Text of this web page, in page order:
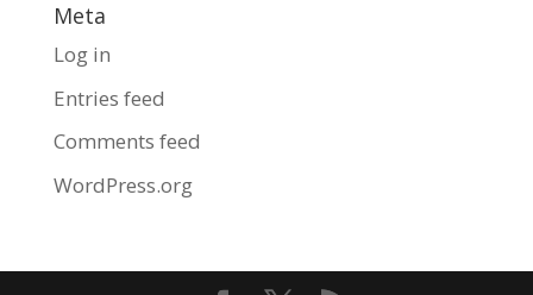
Meta
Log in
Entries feed
Comments feed
WordPress.org